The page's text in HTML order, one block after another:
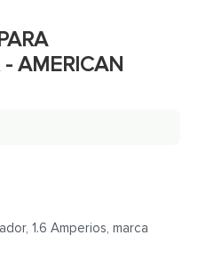
AMERICAN
1.6 Amperios, marca
8.
inodoro
9.
puerta